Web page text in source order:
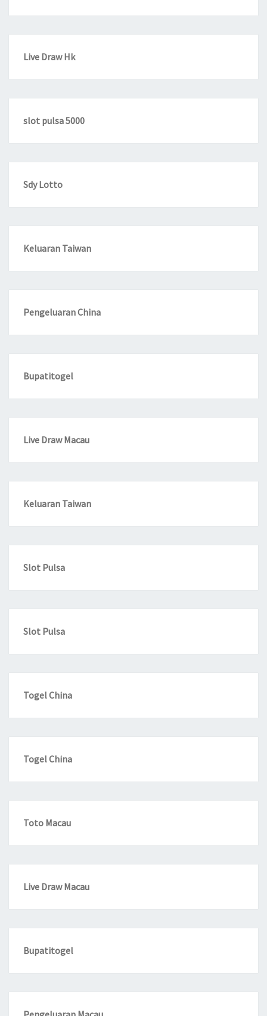
Live Draw Hk
slot pulsa 5000
Sdy Lotto
Keluaran Taiwan
Pengeluaran China
Bupatitogel
Live Draw Macau
Keluaran Taiwan
Slot Pulsa
Slot Pulsa
Togel China
Togel China
Toto Macau
Live Draw Macau
Bupatitogel